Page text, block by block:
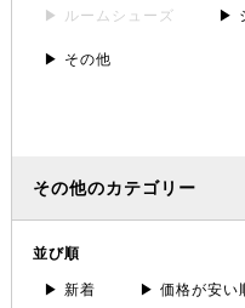
▶ ルームシューズ ▶
▶ その他
その他のカテゴリー
並び順
▶ 新着 ▶ 価格が安い